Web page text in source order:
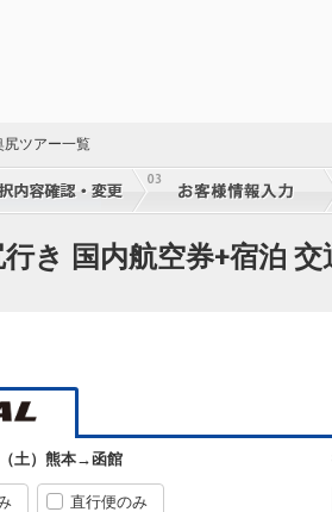
尻ツアー一覧
き 国内航空券+宿泊 交
土） 熊本→函館
直行便のみ